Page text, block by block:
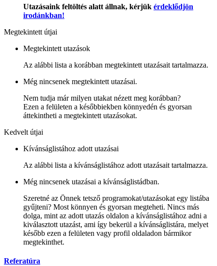
Utazásaink feltöltés alatt állnak, kérjük érdeklődjön
irodánkban!
Megtekintett útjai
Megtekintett utazások
Az alábbi lista a korábban megtekintett utazásait tartalmazza.
Még nincsenek megtekintett utazásai.
Nem tudja már milyen utakat nézett meg korábban?
Ezen a felületen a későbbiekben könnyedén és gyorsan
áttekintheti a megtekintett utazásokat.
Kedvelt útjai
Kívánságlistához adott utazásai
Az alábbi lista a kívánságlistához adott utazásait tartalmazza.
Még nincsenek utazásai a kívánságlistádban.
Szeretné az Önnek tetsző programokat/utazásokat egy listába
gyűjteni? Most könnyen és gyorsan megteheti. Nincs más
dolga, mint az adott utazás oldalon a kívánságlistához adni a
kiválasztott utazást, ami így bekerül a kívánságlistára, melyet
később ezen a felületen vagy profil oldaladon bármikor
megtekinthet.
Referatúra